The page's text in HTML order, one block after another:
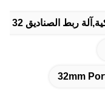
ملم,آلة تحميل 32 ملم لقطب الحمولة
32mm